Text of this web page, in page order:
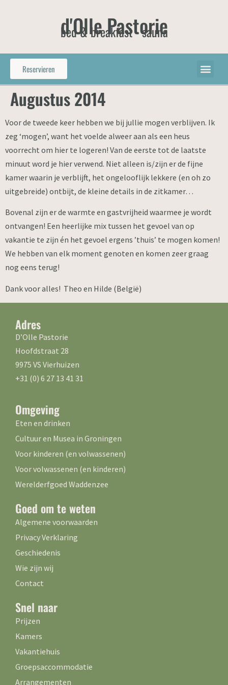
d'Olle Pastorie
bed & breakfast - sauna
Reservieren
Augustus 2014
Voor de tweede keer hebben we bij jullie mogen verblijven. Ik
zeg ‘mogen’, want het voelde alweer aan als een heus
voorrecht om hier te logeren! Van de eerste tot de laatste
minuut word je hier verwend. Niet alleen is/zijn er de fijne
kamer waarin je verblijft, het ongelooflijk lekkere (en oh zo
uitgebreide) ontbijt, de kleine details in de zitkamer…
Bovenal zijn er de warmte en gastvrijheid waarmee je wordt
ontvangen! Een heerlijke mix tussen het gevoel van op
vakantie te zijn én het gevoel ergens ’thuis’ te mogen komen!
We hebben van elk moment genoten en komen zeer graag
nog eens terug!
Dank voor alles! Theo en Hilde (België)
Adres
D’Olle Pastorie
Hoofdstraat 28
9975 VS Vierhuizen
+31 (0) 6 27 13 41 31
Omgeving
Eten en drinken
Cultuur en Musea in Groningen
Voor kinderen (en volwassenen)
Voor volwassenen (en kinderen)
Werelderfgoed Waddenzee
Goed om te weten
Algemene voorwaarden
Privacy Verklaring
Geschiedenis
Wie zijn wij
Contact
Snel naar
Prijzen
Kamers
Vakantiehuis
Groepsaccommodatie
Arrangementen